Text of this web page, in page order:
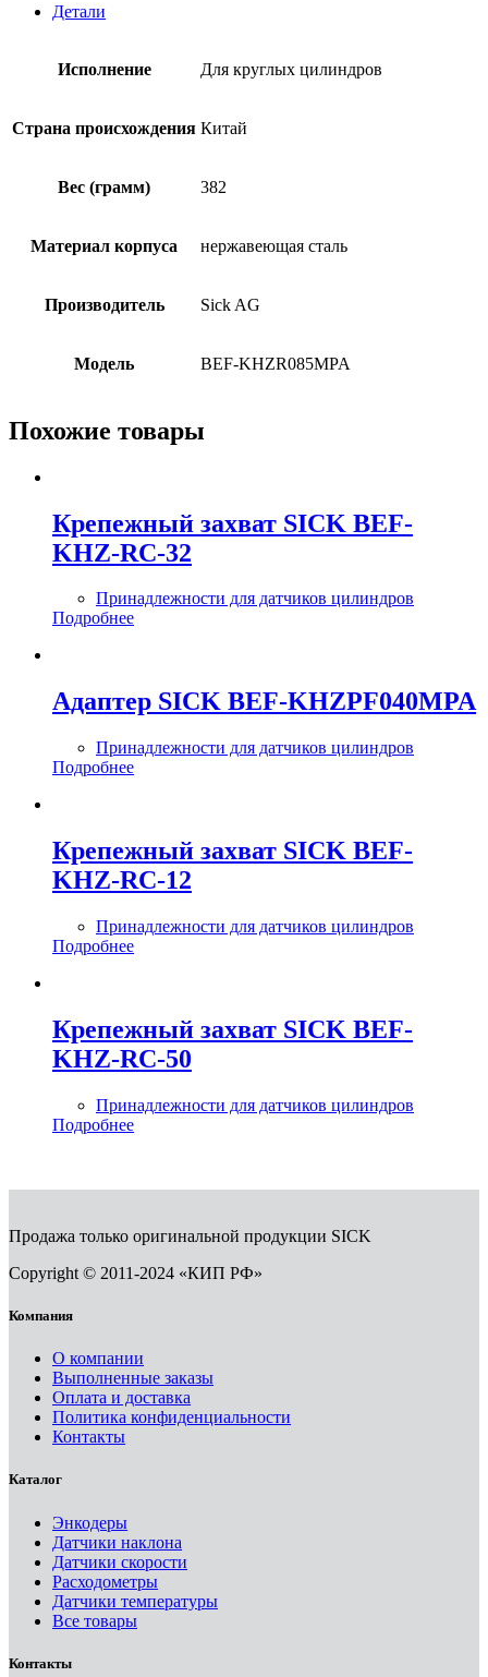
Детали
Исполнение Для круглых цилиндров
Страна происхождения Китай
Вес (грамм) 382
Материал корпуса нержавеющая сталь
Производитель Sick AG
Модель BEF-KHZR085MPA
Похожие товары
Крепежный захват SICK BEF-
KHZ-RC-32
Принадлежности для датчиков цилиндров
Подробнее
Адаптер SICK BEF-KHZPF040MPA
Принадлежности для датчиков цилиндров
Подробнее
Крепежный захват SICK BEF-
KHZ-RC-12
Принадлежности для датчиков цилиндров
Подробнее
Крепежный захват SICK BEF-
KHZ-RC-50
Принадлежности для датчиков цилиндров
Подробнее
Продажа только оригинальной продукции SICK
Copyright © 2011-2024 «КИП РФ»
Компания
О компании
Выполненные заказы
Оплата и доставка
Политика конфиденциальности
Контакты
Каталог
Энкодеры
Датчики наклона
Датчики скорости
Расходометры
Датчики температуры
Все товары
Контакты